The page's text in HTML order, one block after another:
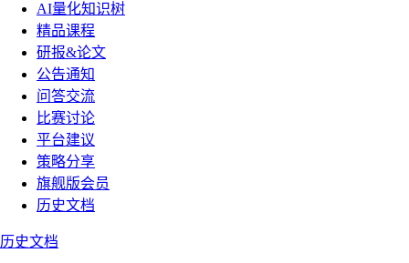
AI量化知识树
精品课程
研报&论文
公告通知
问答交流
比赛讨论
平台建议
策略分享
旗舰版会员
历史文档
历史文档